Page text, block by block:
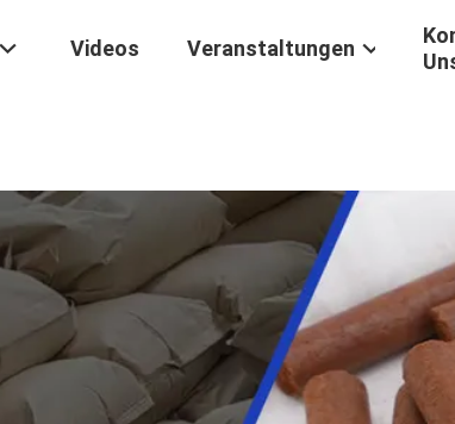
Videos Veranstaltungen